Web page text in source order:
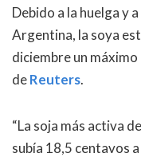
Debido a la huelga y
Argentina, la soya
diciembre un
deReuters.
“La soja más activa
subía 18,5 centavos